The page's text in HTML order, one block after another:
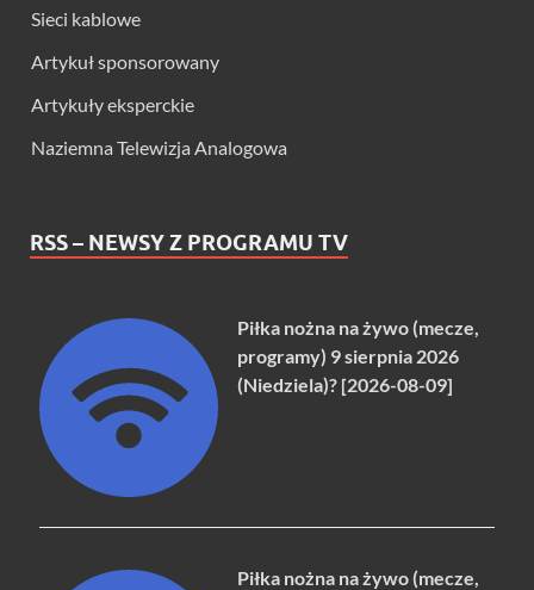
Sieci kablowe
Artykuł sponsorowany
Artykuły eksperckie
Naziemna Telewizja Analogowa
RSS – NEWSY Z PROGRAMU TV
Piłka nożna na żywo (mecze,
programy) 9 sierpnia 2026
(Niedziela)? [2026-08-09]
Piłka nożna na żywo (mecze,